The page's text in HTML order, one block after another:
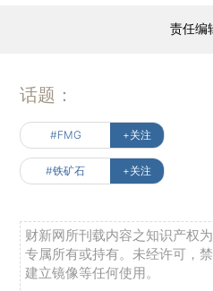
责任编
话题：
#FMG +关注
#铁矿石 +关注
财新网所刊载内容之知识产权
专属所有或持有。未经许可，
建立镜像等任何使用。